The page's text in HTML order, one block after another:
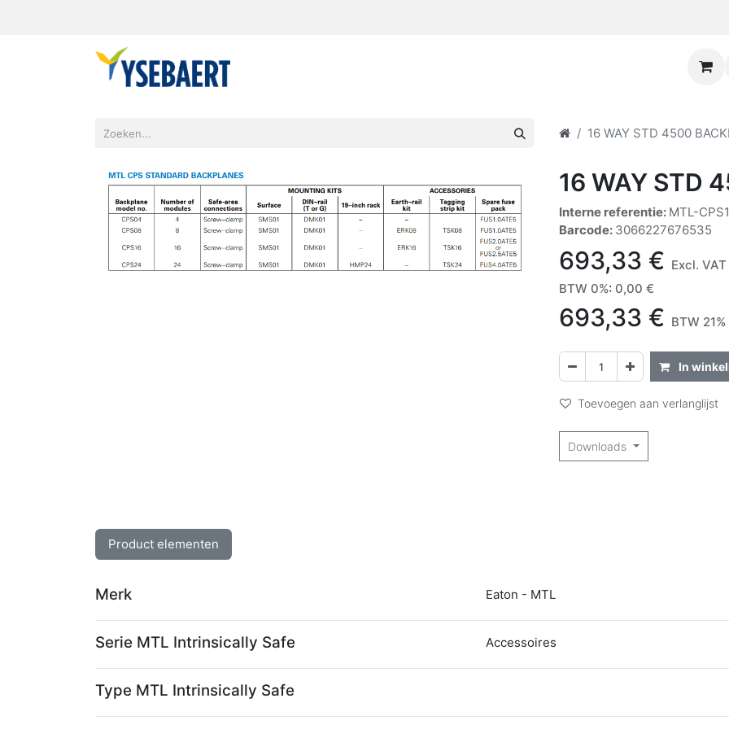
16 WAY STD 4500
16 WAY STD
Interne referentie: MTL-
Barcode: 3066227676535
693,33 € Excl. VAT
BTW 0%: 0,00 €
693,33 € BTW
In
Toevoegen aan verlanglijst
Downloads
Product elementen
Merk Eaton - MTL
Serie MTL Intrinsically Safe Accessoires
Type MTL Intrinsically Safe